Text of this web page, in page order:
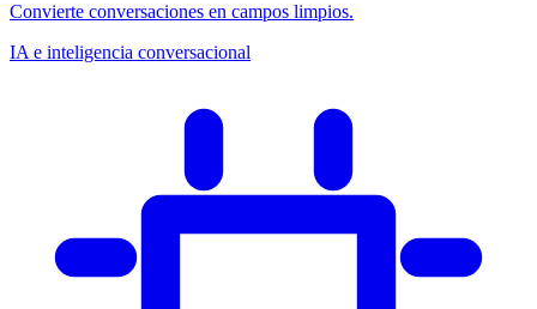
Convierte conversaciones en campos limpios.
IA e inteligencia conversacional